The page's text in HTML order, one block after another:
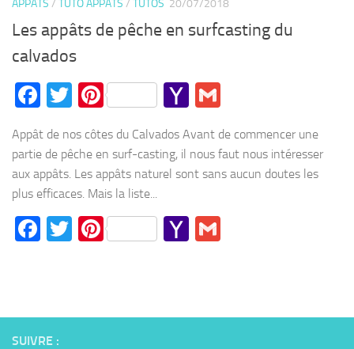
APPÂTS / TUTO APPÂTS / TUTOS 20/07/2018
Les appâts de pêche en surfcasting du
calvados
Facebook
TwitterPinterestYahoo
Appât de nos côtes du Calvados Avant de commencer une
partie de pêche en surf-casting, il nous faut nous intéresser
aux appâts. Les appâts naturel sont sans aucun doutes les
plus efficaces. Mais la liste...
Facebook
TwitterPinterestYahoo
SUIVRE :